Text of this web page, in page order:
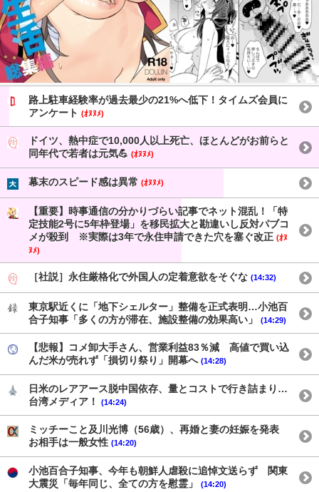
路上駐車経験率が過去最少の21%へ低下！タイムズ会員に
アンケート (ｵﾇﾇﾒ)
ドイツ、熱中症で10,000人以上死亡、ほとんどがお前らと
同年代で若者は元気💪 (ｵﾇﾇﾒ)
幕末のスピード感は異常 (ｵﾇﾇﾒ)
【重要】時事通信の分かりづらい記事でネット混乱！「特
定技能2号に5年枠登場」を移民拡大と勘違いし反対パブコ
メが殺到 ※実際は3年で永住申請できた穴を塞ぐ改正 (ｵﾇ
ﾇﾒ)
［社説］永住厳格化で外国人の定着意欲をそぐな (14:32)
東京駅近くに「地下シェルター」整備を正式表明…小池百
合子知事「多くの方が滞在、施設整備の効果高い」
(14:29)
【悲報】コメ卸大手さん、営業利益83％減 高値で買い込
んだ米が売れず「損切り祭り」開幕へ (14:28)
日米のレアアース脱中国依存、量とコストで行き詰まり…
台湾メディア！
(14:24)
ミッチーこと及川光博（56歳）、再婚と妻の妊娠を発表
お相手は一般女性 (14:20)
小池百合子知事、今年も朝鮮人虐殺に追悼文送らず 関東
大震災「毎年同じ、全ての方を慰霊」
(14:20)